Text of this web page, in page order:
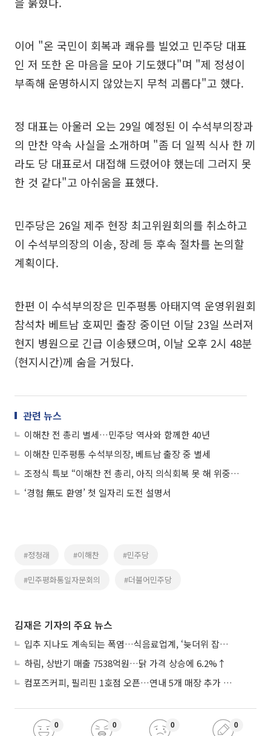
이어 "온 국민이 회복과 쾌유를 빌었고 민주당 대표
인 저 또한 온 마음을 모아 기도했다"며 "제 정성이
부족해 운명하시지 않았는지 무척 괴롭다"고 했다.
정 대표는 아울러 오는 29일 예정된 이 수석부의장과
의 만찬 약속 사실을 소개하며 "좀 더 일찍 식사 한 끼
라도 당 대표로서 대접해 드렸어야 했는데 그러지 못
한 것 같다"고 아쉬움을 표했다.
민주당은 26일 제주 현장 최고위원회의를 취소하고
이 수석부의장의 이송, 장례 등 후속 절차를 논의할
계획이다.
한편 이 수석부의장은 민주평통 아태지역 운영위원회
참석차 베트남 호찌민 출장 중이던 이달 23일 쓰러져
현지 병원으로 긴급 이송됐으며, 이날 오후 2시 48분
(현지시간)께 숨을 거뒀다.
관련 뉴스
이해찬 전 총리 별세…민주당 역사와 함께한 40년
이해찬 민주평통 수석부의장, 베트남 출장 중 별세
조정식 특보 “이해찬 전 총리, 아직 의식회복 못 해 위중한 상황”
‘경험 無도 환영’ 첫 일자리 도전 설명서
#정청래 #이해찬 #민주당
#민주평화통일자문회의 #더불어민주당
김재은 기자의 주요 뉴스
입추 지나도 계속되는 폭염…식음료업계, ‘늦더위 잡기’ 전력 투구
하림, 상반기 매출 7538억원…닭 가격 상승에 6.2%↑
컴포즈커피, 필리핀 1호점 오픈…연내 5개 매장 추가 출점
0 0 0 0